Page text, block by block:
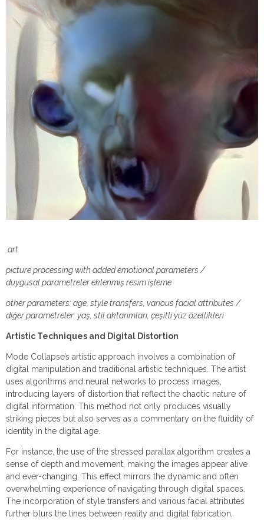
.art
picture processing with added emotional parameters /
duygusal parametreler eklenmiş resim işleme
other parameters: age, style transfers, various facial attributes /
diğer parametreler: yaş, stil aktarımları, çeşitli yüz özellikleri
Artistic Techniques and Digital Distortion
Mode Collapse’s artistic approach involves a combination of
digital manipulation and traditional artistic techniques. The artist
uses algorithms and neural networks to process images,
introducing layers of distortion that reflect the chaotic nature of
digital information. This method not only produces visually
striking pieces but also serves as a commentary on the fluidity of
identity in the digital age.
For instance, the use of the stressed parallax algorithm creates a
sense of depth and movement, making the images appear alive
and ever-changing. This effect mirrors the dynamic and often
overwhelming experience of navigating through digital spaces.
The incorporation of style transfers and various facial attributes
further blurs the lines between reality and digital fabrication,